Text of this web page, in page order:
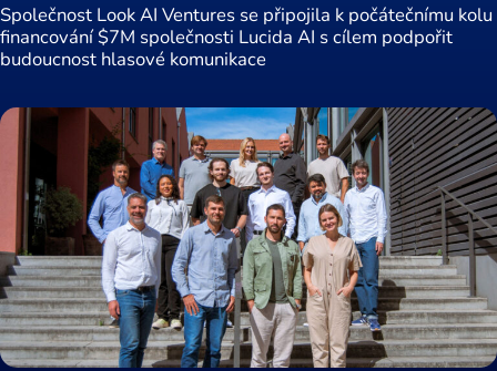
Společnost Look AI Ventures se připojila k počátečnímu kolu
financování $7M společnosti Lucida AI s cílem podpořit
budoucnost hlasové komunikace